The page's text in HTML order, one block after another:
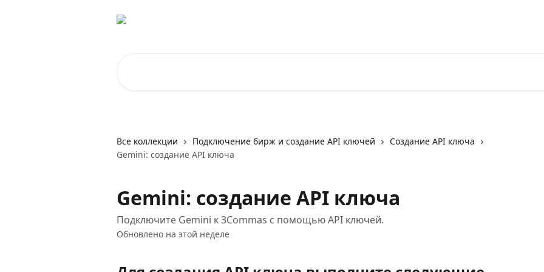
Все коллекции Подключение бирж и создание API ключей
Создание API ключа
Gemini: создание API ключа
Gemini: создание API ключа
Подключите Gemini к 3Commas с помощью API ключей.
Обновлено на этой неделе